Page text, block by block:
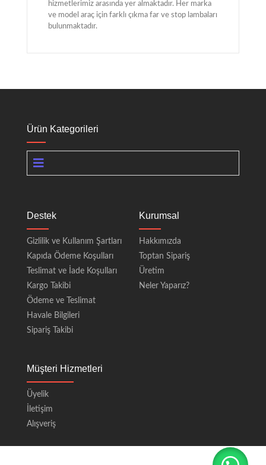
hizmetlerimiz arasında yer almaktadır. Her marka
ve model araç için farklı çıkma far ve stop lambaları
bulunmaktadır.
Ürün Kategorileri
Destek
Gizlilik ve Kullanım Şartları
Kapıda Ödeme Koşulları
Teslimat ve İade Koşulları
Kargo Takibi
Ödeme ve Teslimat
Havale Bilgileri
Sipariş Takibi
Kurumsal
Hakkımızda
Toptan Sipariş
Üretim
Neler Yaparız?
Müşteri Hizmetleri
Üyelik
İletişim
Alışveriş